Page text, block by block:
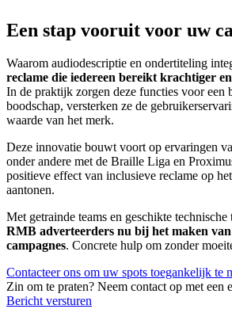
Een stap vooruit voor uw
Waarom audiodescriptie en ondertiteling
reclame die iedereen bereikt krachtiger
In de praktijk zorgen deze functies voor een
boodschap, versterken ze de
waarde van het merk.
Deze innovatie bouwt voort op ervaringen
onder andere met de Braille Liga en
positieve effect van inclusieve reclame op
aantonen.
Met getrainde teams en geschikte technische
RMB adverteerders nu bij het maken
campagnes. Concrete hulp om zonder
Contacteer ons om uw spots toegankelijk te
Zin om te praten? Neem contact op met een
Bericht versturen